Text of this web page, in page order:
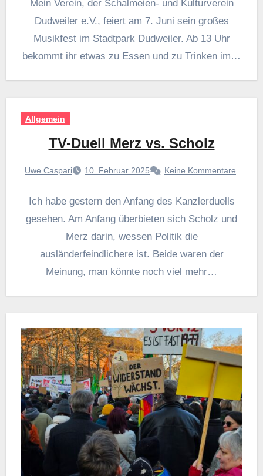
Mein Verein, der Schalmeien- und Kulturverein
Dudweiler e.V., feiert am 7. Juni sein großes
Musikfest im Stadtpark Dudweiler. Ab 13 Uhr
bekommt ihr etwas zu Essen und zu Trinken im…
Allgemein
TV-Duell Merz vs. Scholz
Uwe Caspari 10. Februar 2025 Keine Kommentare
Ich habe gestern den Anfang des Kanzlerduells
gesehen. Am Anfang überbieten sich Scholz und
Merz darin, wessen Politik die
ausländerfeindlichere ist. Beide waren der
Meinung, man könnte noch viel mehr…